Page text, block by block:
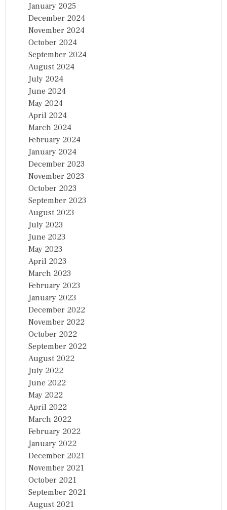
January 2025
December 2024
November 2024
October 2024
September 2024
August 2024
July 2024
June 2024
May 2024
April 2024
March 2024
February 2024
January 2024
December 2023
November 2023
October 2023
September 2023
August 2023
July 2023
June 2023
May 2023
April 2023
March 2023
February 2023
January 2023
December 2022
November 2022
October 2022
September 2022
August 2022
July 2022
June 2022
May 2022
April 2022
March 2022
February 2022
January 2022
December 2021
November 2021
October 2021
September 2021
August 2021